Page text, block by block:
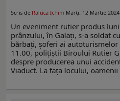
Scris de Raluca Ichim Marți, 12 Martie 2024
Un eveniment rutier produs
prânzului, în Galați, s-a soldat
bărbați, șoferi ai
11.00, polițiștii Biroului Rutier
despre producerea unui
Viaduct. La fața locului,